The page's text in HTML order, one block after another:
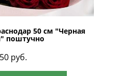
50 см "Черная
поштучно
руб.